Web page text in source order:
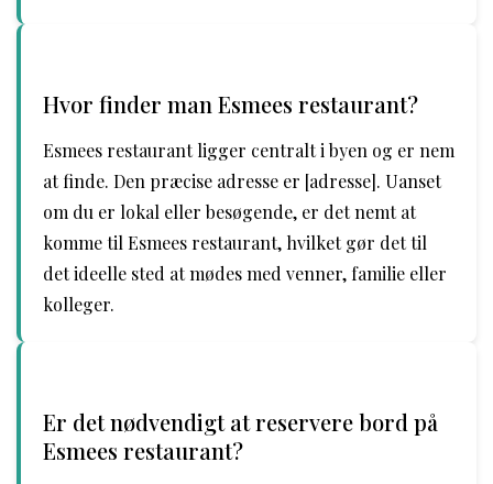
Hvor finder man Esmees restaurant?
Esmees restaurant ligger centralt i byen og er nem
at finde. Den præcise adresse er [adresse]. Uanset
om du er lokal eller besøgende, er det nemt at
komme til Esmees restaurant, hvilket gør det til
det ideelle sted at mødes med venner, familie eller
kolleger.
Er det nødvendigt at reservere bord på
Esmees restaurant?